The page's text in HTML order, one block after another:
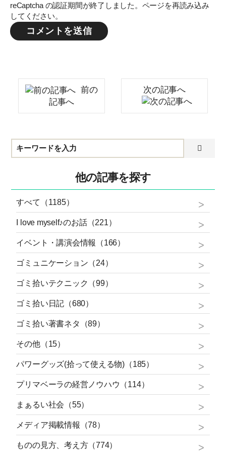
reCaptcha の認証期間が終了しました。ページを再読み込み
してください。
前の
記事へ
次の記事へ
他の記事を探す
すべて（1185）
I love myself♪のお話（221）
イベント・講演会情報（166）
ゴミュニケーション（24）
ゴミ拾いテクニック（99）
ゴミ拾い日記（680）
ゴミ拾い著書ネタ（89）
その他（15）
パワーグッズ(拾って使える物)（185）
プリマベーラの経営ノウハウ（114）
まぁるい社会（55）
メディア掲載情報（78）
ものの見方、考え方（774）